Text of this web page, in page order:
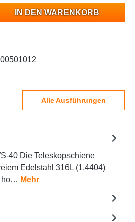
IN DEN WARENKORB
Alle Ausführungen
40 Die Teleskopschiene
Edelstahl 316L (1.4404)
ho… Mehr